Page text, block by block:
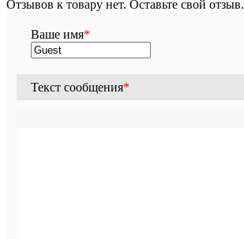
Отзывов к товару нет. Оставьте свой отзыв.
Ваше имя*
Текст сообщения*